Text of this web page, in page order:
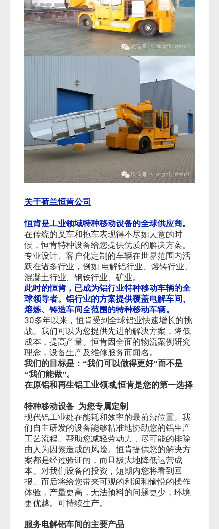
关于荷兰恒肯公司
恒肯是工业领域特种移动设备的全球供应商。
在传统的叉车和拖车表现得不尽如人意的时
候，恒肯特种设备给您提供优质的解决方案。
专业设计、客户化定制的车辆在世界范围内活
跃在诸多行业，例如:电解铝行业、熔铸行业、
混凝土行业、钢铁行业、矿业。
此时的恒肯，已成为铝行业特种移动车辆的全
球领导者。铝行业的方案提供覆盖电解车间、
熔炼、铸造车间全范围的特种移动车辆。
30多年以来，恒肯受到全球铝业快速增长的挑
战。我们可以为您提供先进的解决方案，降低
成本，提高产量。恒肯因全面的物流案例研究
理念，设备生产及维修服务而闻名。
我们的目标是：“我们可以做得更好”而不是
“我们能做”。
在原铝和再生铝工业领域,恒肯是您的第一选择
特种移动设备 为您专属定制
现代铝工业处在能耗和效率的最前沿位置。我
们自主研发的设备能够精准地协助您的铝生产
工艺流程。帮助您减轻劳动力，尽可能的排除
由人为因素造成的风险。恒肯提供您的解决方
案都是经过验证的，而且极大地降低运营成
本。对我们设备的投资，短期内您将看到回
报。而后将给您带来可观的利润和愉悦的操作
体验，产量更高，无法预料的问题更少，环境
更优越。可持续生产。
服务电解铝车间的主要产品